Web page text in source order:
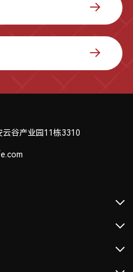
谷产业园11栋3310